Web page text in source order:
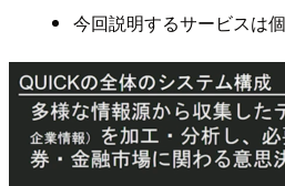
今回説明するサービスは